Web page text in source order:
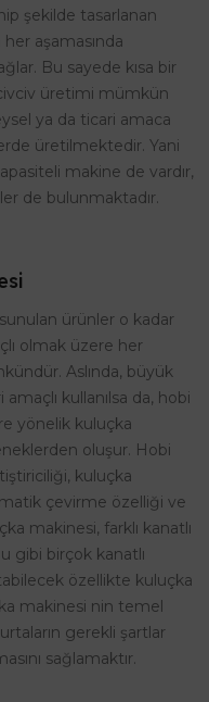
şekilde tasarlanan
aşamasında
Bu sayede kısa bir
üretimi mümkün
ya da ticari amaca
üretilmektedir. Yani
makine de vardır,
de bulunmaktadır.
ürünler o kadar
olmak üzere her
Aslında, büyük
kullanılsa da, hobi
yönelik kuluçka
oluşur. Hobi
kuluçka
çevirme özelliği ve
makinesi, farklı kanatlı
gibi birçok kanatlı
özellikte kuluçka
makinesi nin temel
gerekli şartlar
sağlamaktır.